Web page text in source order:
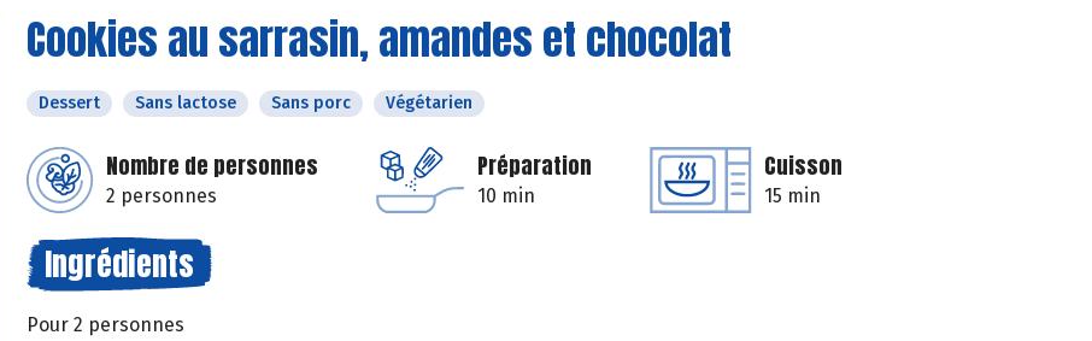
Cookies au sarrasin, amandes et chocolat
Dessert Sans lactose Sans porc Végétarien
Nombre de personnes
2 personnes
Préparation
10 min
Cuisson
15 min
Ingrédients
Pour 2 personnes